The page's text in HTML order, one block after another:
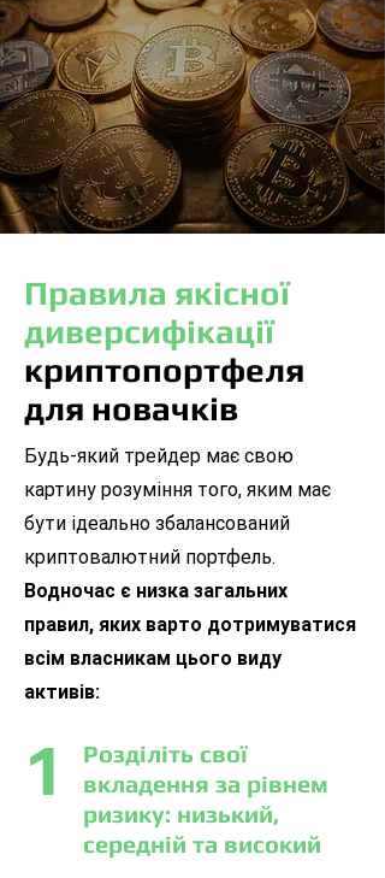
Правила якісної
диверсифікації
криптопортфеля
для новачків
Будь-який трейдер має свою
картину розуміння того, яким має
бути ідеально збалансований
криптовалютний портфель.
Водночас є низка загальних
правил, яких варто дотримуватися
всім власникам цього виду
активів:
1
Розділіть свої
вкладення за рівнем
ризику: низький,
середній та високий